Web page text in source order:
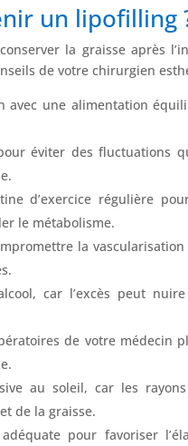
un lipofilling
la graisse après
de votre chirurgien
avec une alimentation
éviter des fluctuations
d’exercice régulière
le métabolisme.
la
car l’excès peut
de votre médecin
au soleil, car les
de la graisse.
pour favoriser